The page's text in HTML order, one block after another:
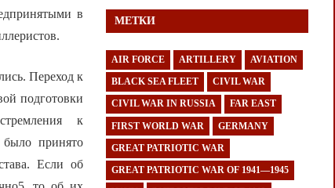
в
Переход к
подготовки
к
было принято
Если об
МЕТКИ
AIR FORCE ARTILLERY AVIATION
BLACK SEA FLEET CIVIL WAR
CIVIL WAR IN RUSSIA FAR EAST
FIRST WORLD WAR GERMANY
GREAT PATRIOTIC WAR
GREAT PATRIOTIC WAR OF 1941—1945